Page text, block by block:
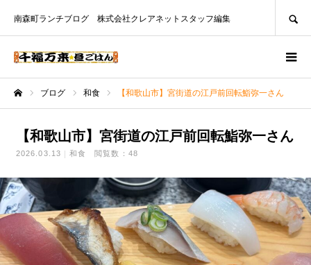
南森町ランチブログ 株式会社クレアネットスタッフ編集
ブログ 和食 【和歌山市】宮街道の江戸前回転鮨弥一さん
【和歌山市】宮街道の江戸前回転鮨弥一さん
2026.03.13 和食 閲覧数：48